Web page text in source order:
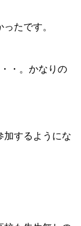
たです。
・。かなりの
加するようにな